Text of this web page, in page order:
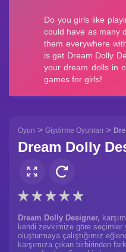
Oyun > Giydirme Oyunları >
Dream Dolly
Dream Dolly Designer,
kendi zevkimize göre
oluşturmaya çalıştığımız
karşımıza çıkan birbirinden